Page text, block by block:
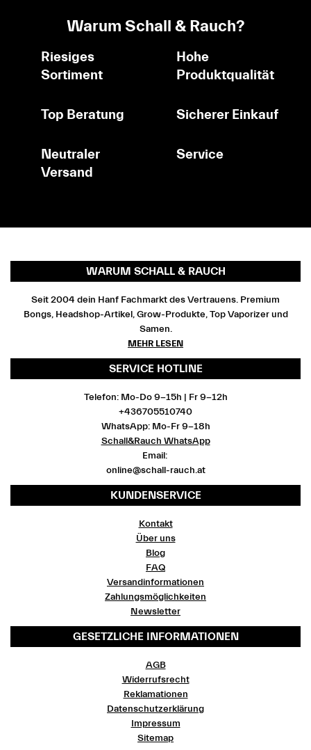
Warum Schall & Rauch?
Riesiges
Sortiment
Hohe
Produktqualität
Top Beratung Sicherer Einkauf
Neutraler
Versand
Service
WARUM SCHALL & RAUCH
Seit 2004 dein Hanf Fachmarkt des Vertrauens. Premium
Bongs, Headshop-Artikel, Grow-Produkte, Top Vaporizer und
Samen.
MEHR LESEN
SERVICE HOTLINE
Telefon: Mo-Do 9-15h | Fr 9-12h
+436705510740
WhatsApp: Mo-Fr 9-18h
Schall&Rauch WhatsApp
Email:
online@schall-rauch.at
KUNDENSERVICE
Kontakt
Über uns
Blog
FAQ
Versandinformationen
Zahlungsmöglichkeiten
Newsletter
GESETZLICHE INFORMATIONEN
AGB
Widerrufsrecht
Reklamationen
Datenschutzerklärung
Impressum
Sitemap